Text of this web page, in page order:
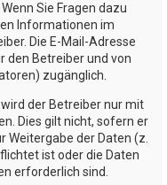
Sie Fragen dazu
Informationen im
Die E-Mail-Adresse
den Betreiber und von
zugänglich.
der Betreiber nur mit
Dies gilt nicht, sofern er
Weitergabe der Daten (z.
ist oder die Daten
erforderlich sind.